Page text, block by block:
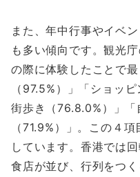
また、年中行事やイベ
も多い傾向です。観光
の際に体験したことで
（97.5%）」「ショッ
街歩き（76.8.0%）」「
（71.9%）」。この４
しています。香港では
食店が並び、行列をつ